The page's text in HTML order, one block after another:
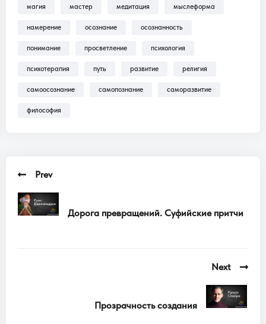
Трансляции, Аудиокниги .
магия мастер медитация мыслеформа
намерение осознание осознанность
понимание просветление психология
психотерапия путь развитие религия
самоосознание самопознание саморазвитие
философия
Prev
Дорога превращений. Суфийские притчи
Next
Прозрачность создания